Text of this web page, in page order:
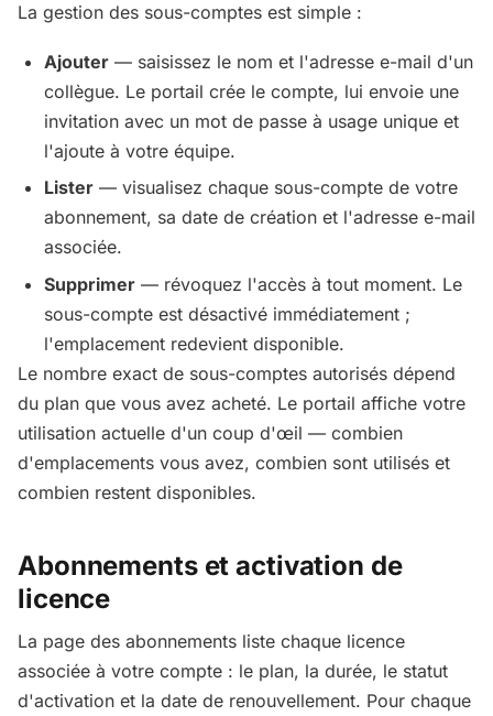
La gestion des sous-comptes est simple :
Ajouter — saisissez le nom et l'adresse e-mail d'un
collègue. Le portail crée le compte, lui envoie une
invitation avec un mot de passe à usage unique et
l'ajoute à votre équipe.
Lister — visualisez chaque sous-compte de votre
abonnement, sa date de création et l'adresse e-mail
associée.
Supprimer — révoquez l'accès à tout moment. Le
sous-compte est désactivé immédiatement ;
l'emplacement redevient disponible.
Le nombre exact de sous-comptes autorisés dépend
du plan que vous avez acheté. Le portail affiche votre
utilisation actuelle d'un coup d'œil — combien
d'emplacements vous avez, combien sont utilisés et
combien restent disponibles.
Abonnements et activation de
licence
La page des abonnements liste chaque licence
associée à votre compte : le plan, la durée, le statut
d'activation et la date de renouvellement. Pour chaque